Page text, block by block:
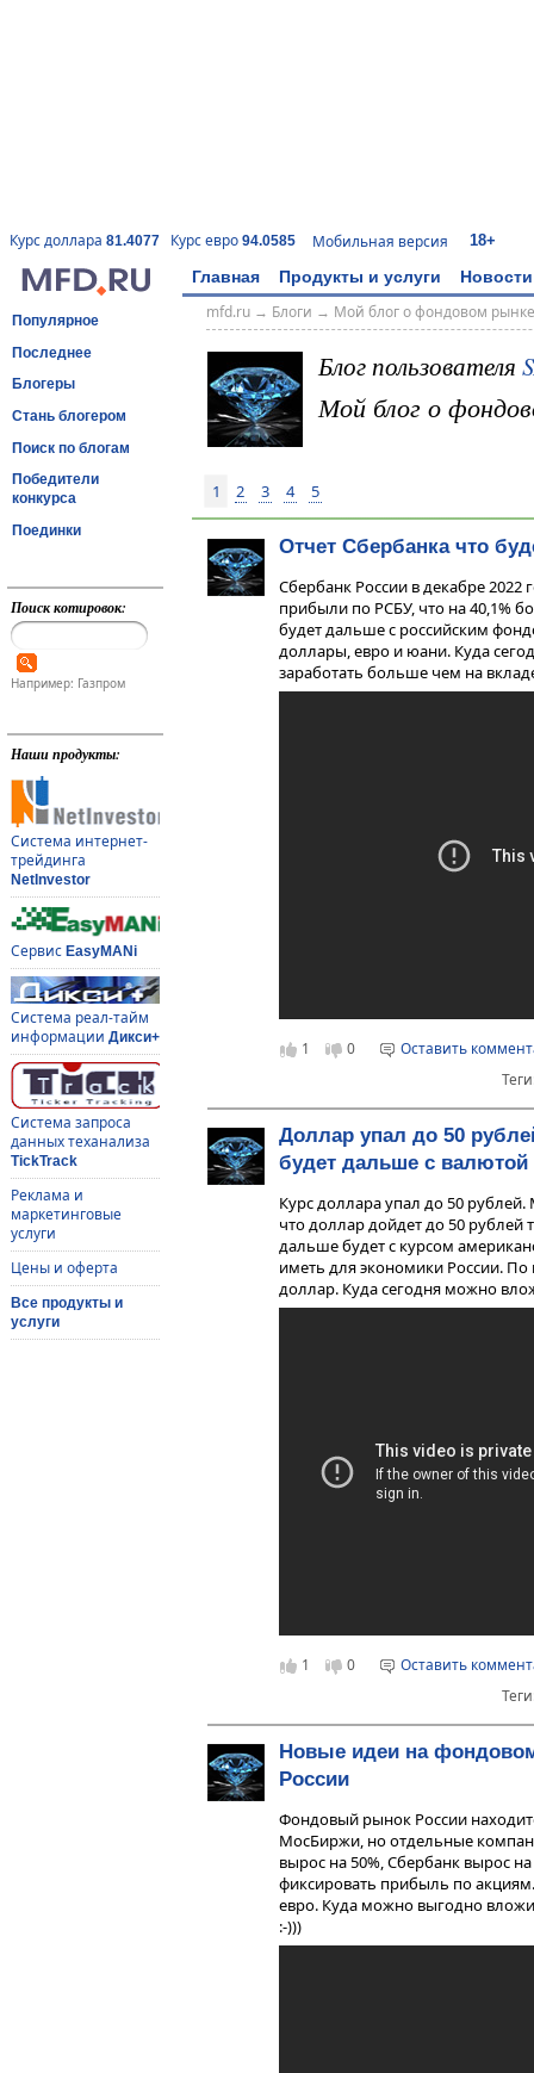
Курс доллара 81.4077 Курс евро 94.0585 Мобильная версия 18+
Главная Продукты и услуги Новости
Популярное
Последнее
Блогеры
Стань блогером
Поиск по блогам
Победители
конкурса
Поединки
Поиск котировок:
Например: Газпром
Наши продукты:
Система интернет-
трейдинга
NetInvestor
Сервис EasyMANi
Система реал-тайм
информации Дикси+
Система запроса
данных теханализа
TickTrack
Реклама и
маркетинговые
услуги
Цены и оферта
Все продукты и
услуги
mfd.ru→ Блоги → Мой блог о фондовом рынке
Блог пользователя
Мой блог о
1 2 3 4 5
Отчет Сбербанка что
Сбербанк России в декабре
прибыли по РСБУ, что на 40,1%
будет дальше с российским
доллары, евро и юани. Куда
заработать больше чем на
1 0
Оставить
Доллар упал до 50
будет дальше с валютой
Курс доллара упал до 50
что доллар дойдет до 50 рублей
дальше будет с курсом
иметь для экономики России.
доллар. Куда сегодня можно
1 0
Оставить
Новые идеи на
России
Фондовый рынок России
МосБиржи, но отдельные
вырос на 50%, Сбербанк вырос
фиксировать прибыль по
евро. Куда можно выгодно
:-)))